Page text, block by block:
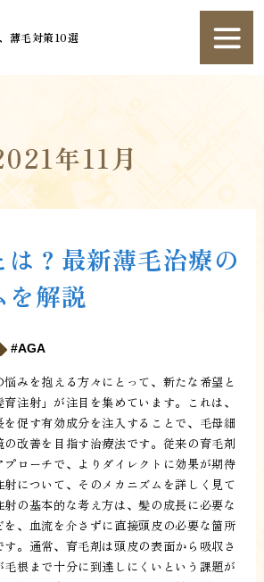
薄毛対策10選
年11月
は？最新薄毛治療の
を解説
AGA
みを抱える方々にとって、新たな希望と
注射」が注目を集めています。これは、
促す有効成分を注入することで、毛母細
改善を目指す治療法です。従来の育毛剤
ローチで、よりダイレクトに効果が期待
について、そのメカニズムを詳しく見て
の基本的な考え方は、髪の成長に必要な
、血流を介さずに直接頭皮の必要な箇所
。通常、育毛剤は頭皮の表面から吸収さ
根まで十分に到達しにくいという課題が